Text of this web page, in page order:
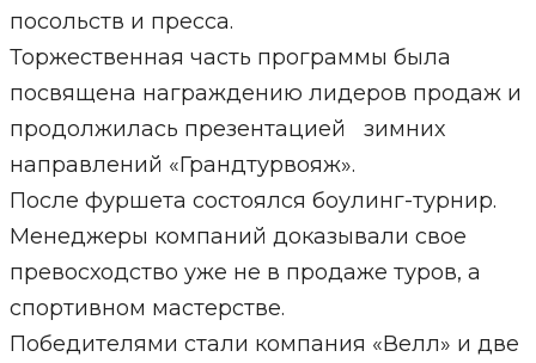
посольств и пресса.
Торжественная часть программы была
посвящена награждению лидеров продаж и
продолжилась презентацией зимних
направлений «Грандтурвояж».
После фуршета состоялся боулинг-турнир.
Менеджеры компаний доказывали свое
превосходство уже не в продаже туров, а
спортивном мастерстве.
Победителями стали компания «Велл» и две